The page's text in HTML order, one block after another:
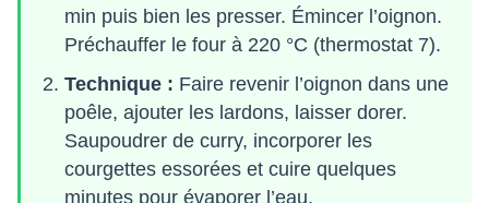
min puis bien les presser. Émincer l’oignon.
Préchauffer le four à 220 °C (thermostat 7).
Technique : Faire revenir l’oignon dans une
poêle, ajouter les lardons, laisser dorer.
Saupoudrer de curry, incorporer les
courgettes essorées et cuire quelques
minutes pour évaporer l’eau.